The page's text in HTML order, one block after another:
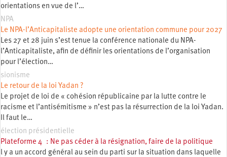
orientations en vue de l’…
NPA
Le NPA-l’Anticapitaliste adopte une orientation commune pour 2027
Les 27 et 28 juin s’est tenue la conférence nationale du NPA-
l’Anticapitaliste, afin de définir les orientations de l’organisation
pour l’élection…
sionisme
Le retour de la loi Yadan ?
Le projet de loi de « cohésion républicaine par la lutte contre le
racisme et l’antisémitisme » n’est pas la résurrection de la loi Yadan.
Il faut le…
élection présidentielle
Plateforme 4 : Ne pas céder à la résignation, faire de la politique
l y a un accord général au sein du parti sur la situation dans laquelle